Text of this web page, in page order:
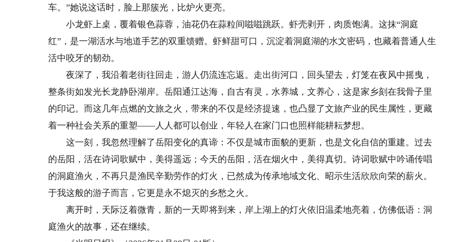
车。”她说这话时，脸上那簇光，比炉火更亮。
小龙虾上桌，覆着银色蒜蓉，油花仍在蒜粒间嗞嗞跳跃。虾壳剥开，肉质饱满。这抹“洞庭
红”，是一湖活水与地道手艺的双重馈赠。虾鲜甜可口，沉淀着洞庭湖的水文密码，也藏着普通人生
活中咬牙的韧劲。
夜深了，我沿着老街往回走，游人仍流连忘返。走出街河口，回头望去，灯笼在夜风中摇曳，
整条街如发光长龙静卧湖岸。岳阳通江达海，自古有灵，水养城，文养心，这是家乡刻在我骨子里
的印记。而这几年点燃的文旅之火，带来的不仅是经济提速，也凸显了文旅产业的民生属性，更藏
着一种社会关系的重塑——人人都可以创业，年轻人在家门口也照样能耕耘梦想。
这一刻，我忽然理解了岳阳变化的真谛：不仅是城市面貌的更新，也是文化自信的重建。过去
的岳阳，活在诗词歌赋中，美得遥远；今天的岳阳，活在烟火中，美得真切。诗词歌赋中吟诵传唱
的洞庭渔火，不再只是渔民辛勤劳作的灯火，已然成为传承地域文化、昭示生活欣欣向荣的薪火。
于我这般的游子而言，它更是永不熄灭的乡愁之火。
离开时，天际泛着微青，新的一天即将到来，岸上湖上的灯火依旧温柔地亮着，仿佛低语：洞
庭渔火的故事，还在继续。